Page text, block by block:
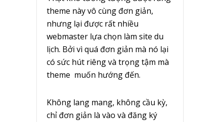
theme này vô cùng đơn giản,
nhưng lại được rất nhiều
webmaster lựa chọn làm site du
lịch. Bởi vì quá đơn giản mà nó lại
có sức hút riêng và trọng tậm mà
theme muốn hướng đến.
Không lang mang, không cầu kỳ,
chỉ đơn giản là vào và đăng ký